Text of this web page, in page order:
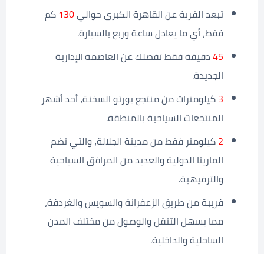
تبعد القرية عن القاهرة الكبرى حوالي130 كم
فقط، أي ما يعادل ساعة وربع بالسيارة.
45دقيقة فقط تفصلك عن العاصمة الإدارية
الجديدة.
3كيلومترات من منتجع بورتو السخنة، أحد أشهر
المنتجعات السياحية بالمنطقة.
2كيلومتر فقط من مدينة الجلالة، والتي تضم
المارينا الدولية والعديد من المرافق السياحية
والترفيهية.
قريبة من طريق الزعفرانة والسويس والغردقة،
مما يسهل التنقل والوصول من مختلف المدن
الساحلية والداخلية.